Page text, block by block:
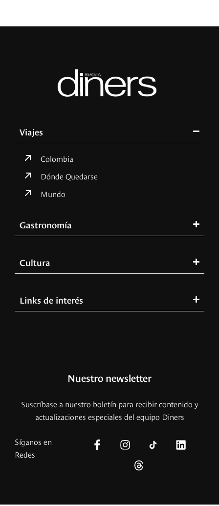
Viajes
Colombia
Dónde Quedarse
Mundo
Gastronomía
Cultura
Links de interés
Nuestro newsletter
Suscríbase a nuestro boletín para recibir contenido y
actualizaciones especiales del equipo Diners
Síganos en
Redes